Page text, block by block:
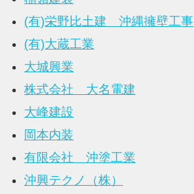
(有)栄野比土建 沖縄擁壁工事
(有)大蔵工業
大城興業
株式会社 大名電建
大峰建設
岡本内装
有限会社 沖塗工業
沖興テクノ（株）